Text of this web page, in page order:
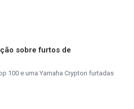
sobre furtos de
100 e uma Yamaha Crypton furtadas